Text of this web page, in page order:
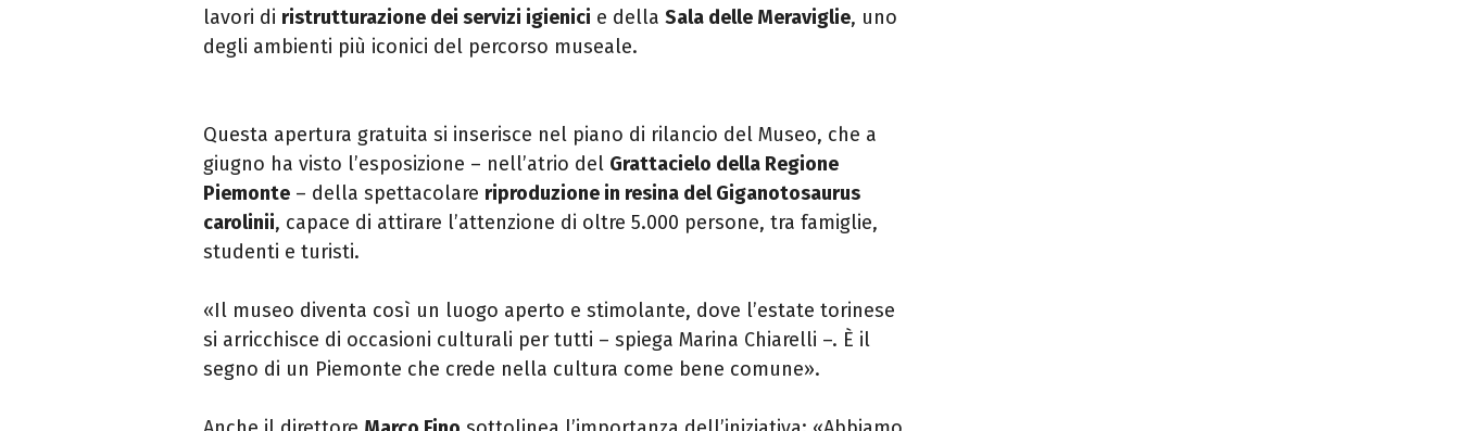
lavori di ristrutturazione dei servizi igienici e della Sala delle Meraviglie, uno
degli ambienti più iconici del percorso museale.
Questa apertura gratuita si inserisce nel piano di rilancio del Museo, che a
giugno ha visto l’esposizione – nell’atrio del Grattacielo della Regione
Piemonte – della spettacolare riproduzione in resina del Giganotosaurus
carolinii, capace di attirare l’attenzione di oltre 5.000 persone, tra famiglie,
studenti e turisti.
«Il museo diventa così un luogo aperto e stimolante, dove l’estate torinese
si arricchisce di occasioni culturali per tutti – spiega Marina Chiarelli –. È il
segno di un Piemonte che crede nella cultura come bene comune».